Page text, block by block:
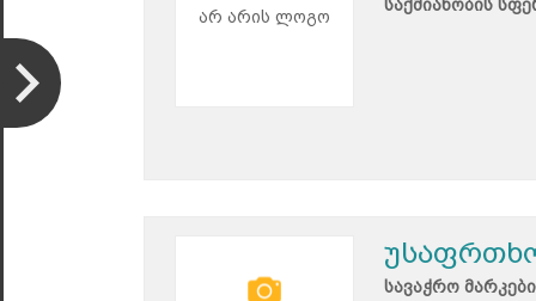
არ არის ლოგო
საქმიანობის
სავაჭრო